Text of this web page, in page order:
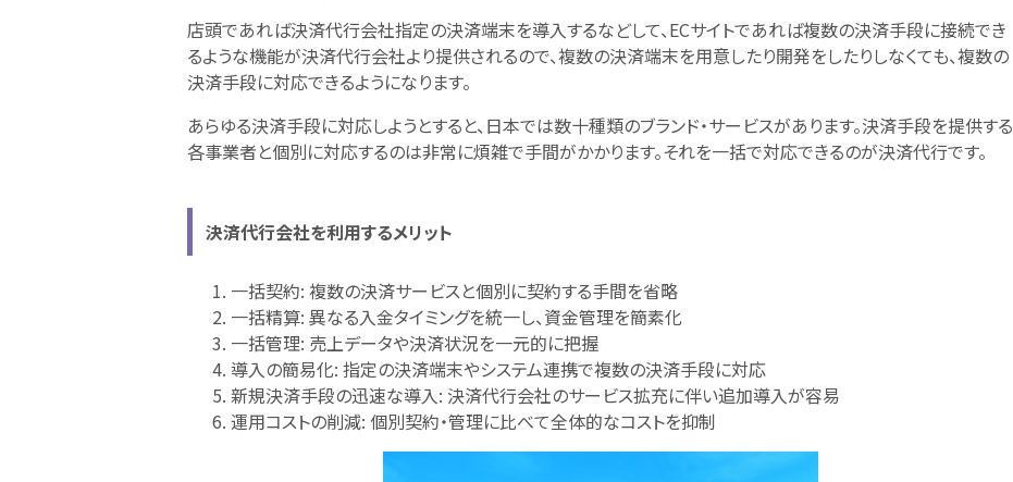
店頭であれば決済代行会社指定の決済端末を導入するなどして、ECサイトであれば複数の決済手段に接続でき
るような機能が決済代行会社より提供されるので、複数の決済端末を用意したり開発をしたりしなくても、複数の
決済手段に対応できるようになります。
あらゆる決済手段に対応しようとすると、日本では数十種類のブランド・サービスがあります。決済手段を提供する
各事業者と個別に対応するのは非常に煩雑で手間がかかります。それを一括で対応できるのが決済代行です。
決済代行会社を利用するメリット
一括契約: 複数の決済サービスと個別に契約する手間を省略
一括精算: 異なる入金タイミングを統一し、資金管理を簡素化
一括管理: 売上データや決済状況を一元的に把握
導入の簡易化: 指定の決済端末やシステム連携で複数の決済手段に対応
新規決済手段の迅速な導入: 決済代行会社のサービス拡充に伴い追加導入が容易
運用コストの削減: 個別契約・管理に比べて全体的なコストを抑制